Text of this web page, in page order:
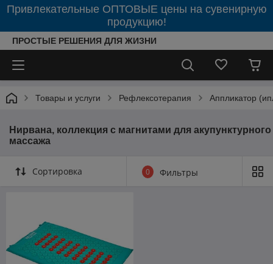
Привлекательные ОПТОВЫЕ цены на сувенирную
продукцию!
ПРОСТЫЕ РЕШЕНИЯ ДЛЯ ЖИЗНИ
Товары и услуги Рефлексотерапия Аппликатор
Нирвана, коллекция с магнитами для акупунктурного
массажа
Сортировка 0 Фильтры